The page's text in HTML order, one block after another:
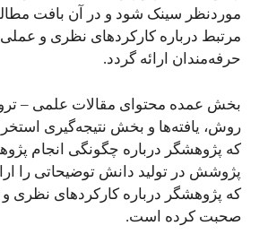
موردنظر سینک شود و در آن بافت
مرتبط درباره کارکردهای نظری و
حرفه‌مندان ارائه گردد.
بخش عمده محتوای مقالات علمی –
روش، یافته‌ها و بخش نتیجه‌گیری
که پژوهشگر درباره چگونگی انجام
پژوشش در تولید دانش توضیحاتی را
که پژوهشگر درباره کارکردهای
صحبت کرده است.